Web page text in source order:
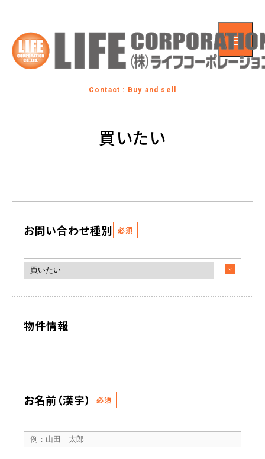
Contact : Buy and sell
買いたい
お問い合わせ種別 必須
物件情報
お名前（漢字） 必須